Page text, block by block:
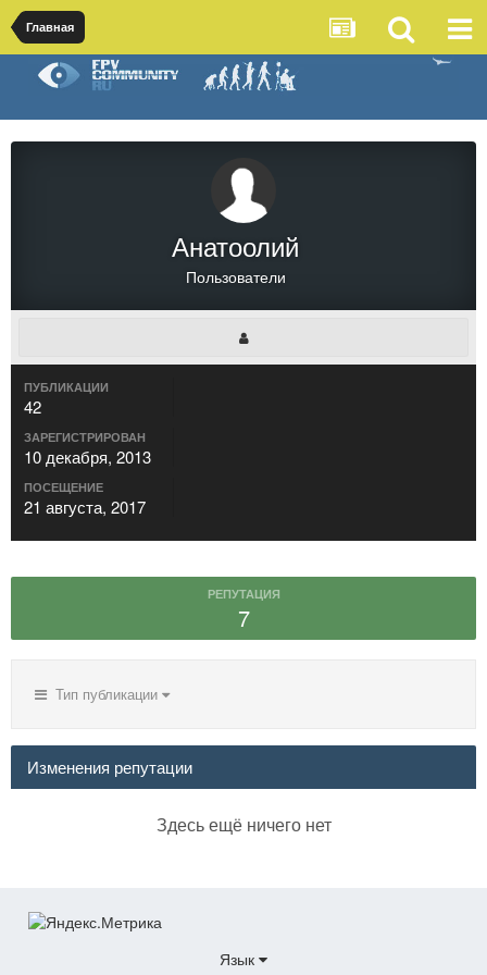
Главная
Анатоолий
Пользователи
ПУБЛИКАЦИИ
42
ЗАРЕГИСТРИРОВАН
10 декабря, 2013
ПОСЕЩЕНИЕ
21 августа, 2017
РЕПУТАЦИЯ
7
Тип публикации
Изменения репутации
Здесь ещё ничего нет
Язык